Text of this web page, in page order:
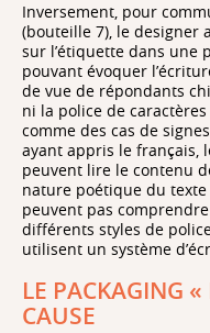
Inversement, pour
(bouteille 7), le designer
sur l’étiquette dans une
pouvant évoquer
de vue de répondants
ni la police de
comme des cas de
ayant appris le français,
peuvent lire le contenu
nature poétique du
peuvent pas
différents styles de
utilisent un système
LE PACKAGING
CAUSE